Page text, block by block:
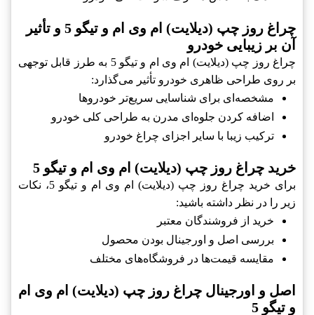
چراغ روز چپ (دیلایت) ام وی ام و تیگو 5 و تأثیر
آن بر زیبایی خودرو
چراغ روز چپ (دیلایت) ام وی ام و تیگو 5 به طرز قابل توجهی
بر روی طراحی ظاهری خودرو تأثیر می‌گذارد:
مشخصه‌ای برای شناسایی سریع‌تر خودروها
اضافه کردن جلوه‌ای مدرن به طراحی کلی خودرو
ترکیب زیبا با سایر اجزای چراغ خودرو
خرید چراغ روز چپ (دیلایت) ام وی ام و تیگو 5
برای خرید چراغ روز چپ (دیلایت) ام وی ام و تیگو 5، نکات
زیر را در نظر داشته باشید:
خرید از فروشندگان معتبر
بررسی اصل و اورجینال بودن محصول
مقایسه قیمت‌ها در فروشگاه‌های مختلف
اصل و اورجینال چراغ روز چپ (دیلایت) ام وی ام
و تیگو 5